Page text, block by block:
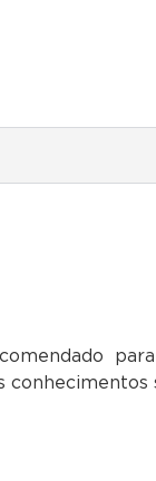
conhecimentos